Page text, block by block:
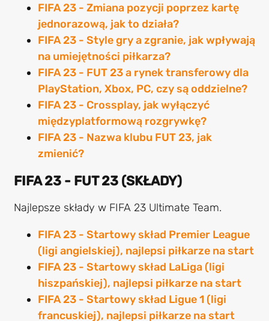
FIFA 23 - Zmiana pozycji poprzez kartę
jednorazową, jak to działa?
FIFA 23 - Style gry a zgranie, jak wpływają
na umiejętności piłkarza?
FIFA 23 - FUT 23 a rynek transferowy dla
PlayStation, Xbox, PC, czy są oddzielne?
FIFA 23 - Crossplay, jak wyłączyć
międzyplatformową rozgrywkę?
FIFA 23 - Nazwa klubu FUT 23, jak
zmienić?
FIFA 23 - FUT 23 (SKŁADY)
Najlepsze składy w FIFA 23 Ultimate Team.
FIFA 23 - Startowy skład Premier League
(ligi angielskiej), najlepsi piłkarze na start
FIFA 23 - Startowy skład LaLiga (ligi
hiszpańskiej), najlepsi piłkarze na start
FIFA 23 - Startowy skład Ligue 1 (ligi
francuskiej), najlepsi piłkarze na start